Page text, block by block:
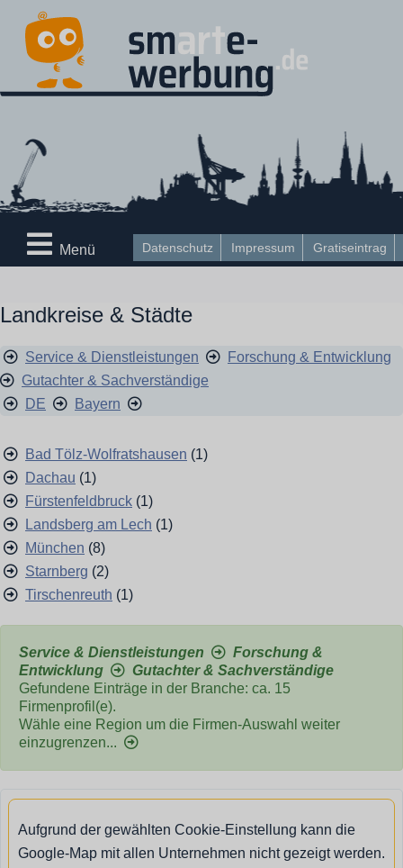
Datenschutz Impressum Gratiseintrag
Menü
Landkreise & Städte
Service & Dienstleistungen
Forschung & Entwicklung
Gutachter & Sachverständige
DE
Bayern
Bad Tölz-Wolfratshausen (1)
Dachau (1)
Fürstenfeldbruck (1)
Landsberg am Lech (1)
München (8)
Starnberg (2)
Tirschenreuth (1)
Service & Dienstleistungen
Forschung &
Entwicklung
Gutachter & Sachverständige
Gefundene Einträge in der Branche: ca. 15
Firmenprofil(e).
Wähle eine Region um die Firmen-Auswahl weiter
einzugrenzen...
Aufgrund der gewählten Cookie-Einstellung kann die
Google-Map mit allen Unternehmen nicht gezeigt werden.